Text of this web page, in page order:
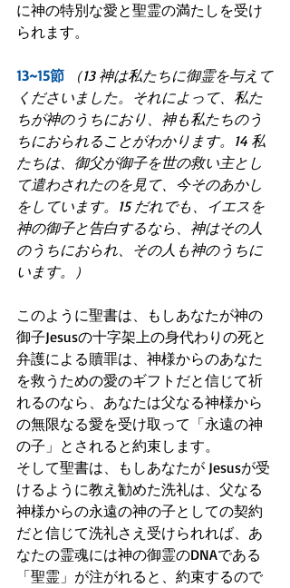
に神の特別な愛と聖霊の満たしを受け
られます。
13~15節
（13 神は私たちに御霊を与えて
くださいました。それによって、私た
ちが神のうちにおり、神も私たちのう
ちにおられることがわかります。14 私
たちは、御父が御子を世の救い主とし
て遣わされたのを見て、今そのあかし
をしています。15 だれでも、イエスを
神の御子と告白するなら、神はその人
のうちにおられ、その人も神のうちに
います。）
このように聖書は、もしあなたが神の
御子Jesusの十字架上の身代わりの死と
弁護による贖罪は、神様からのあなた
を救うための愛のギフトだと信じて祈
れるのなら、あなたは父なる神様から
の無限なる愛を受け取って「永遠の神
の子」とされると約束します。
そして聖書は、もしあなたが Jesusが受
けるように教え勧めた洗礼は、父なる
神様からの永遠の神の子としての契約
だと信じて洗礼さえ受けられれば、あ
なたの霊魂には神の御霊のDNAである
「聖霊」が注がれると、約束するので